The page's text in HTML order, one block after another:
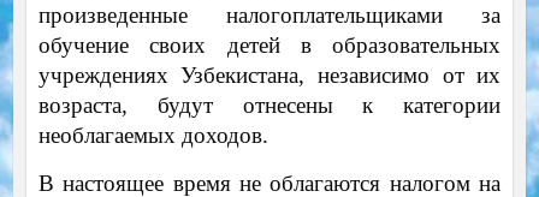
произведенные налогоплательщиками за
обучение своих детей в образовательных
учреждениях Узбекистана, независимо от их
возраста, будут отнесены к категории
необлагаемых доходов.
В настоящее время не облагаются налогом на